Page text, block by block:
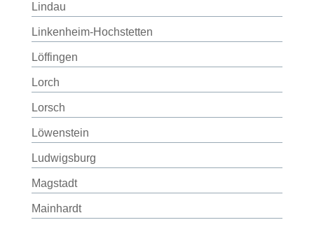
Lindau
Linkenheim-Hochstetten
Löffingen
Lorch
Lorsch
Löwenstein
Ludwigsburg
Magstadt
Mainhardt